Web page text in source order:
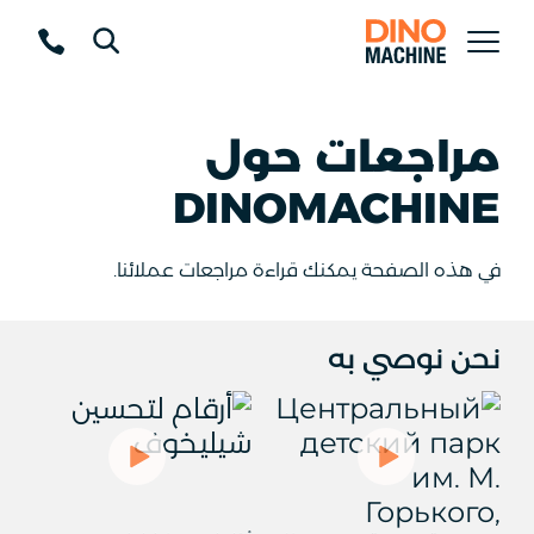
مراجعات حول
DINOMACHINE
في هذه الصفحة يمكنك قراءة مراجعات عملائنا.
نحن نوصي به